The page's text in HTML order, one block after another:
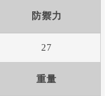
防禦力
27
重量